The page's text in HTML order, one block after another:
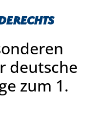
deutsche
zum 1.